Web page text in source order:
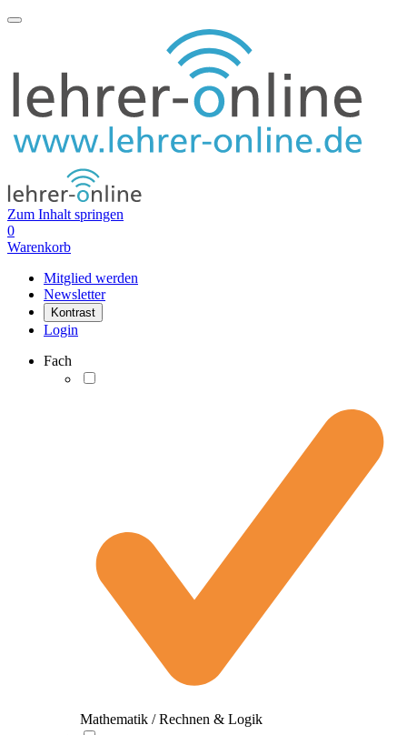
Zum Inhalt springen
0
Warenkorb
Mitglied werden
Newsletter
Kontrast
Login
Fach
Mathematik / Rechnen & Logik